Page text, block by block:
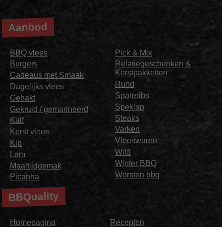
Aanbod
BBQ vlees
Burgers
Cadeaus met Smaak
Dagelijks vlees
Gehakt
Gekruid / gemarineerd
Kalf
Kerst vlees
Kip
Lam
Maaltijdgemak
Picanha
Pick & Mix
Relatiegeschenken &
Kerstpakketten
Rund
Spareribs
Speklap
Steaks
Varken
Vleeswaren
Wild
Winter BBQ
Worsten bbq
BBQuality
Homepagina
Recepten